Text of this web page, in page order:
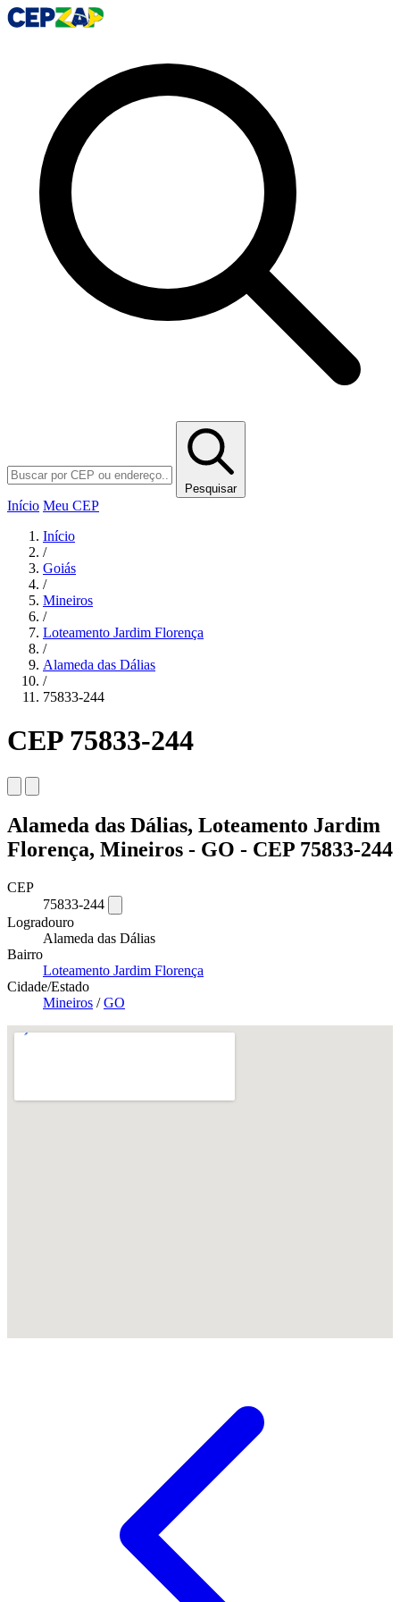
Pesquisar
Início Meu CEP
Início
/
Goiás
/
Mineiros
/
Loteamento Jardim Florença
/
Alameda das Dálias
/
75833-244
CEP 75833-244
Alameda das Dálias, Loteamento Jardim
Florença, Mineiros - GO - CEP 75833-244
CEP
75833-244
Logradouro
Alameda das Dálias
Bairro
Loteamento Jardim Florença
Cidade/Estado
Mineiros /GO